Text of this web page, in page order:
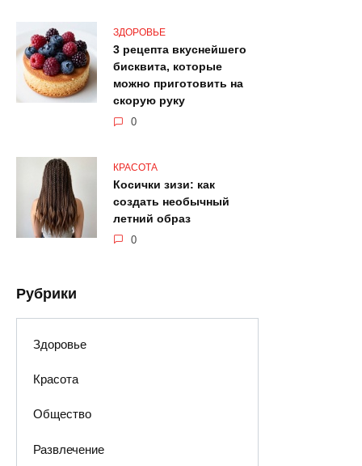
ЗДОРОВЬЕ
3 рецепта вкуснейшего
бисквита, которые
можно приготовить на
скорую руку
0
КРАСОТА
Косички зизи: как
создать необычный
летний образ
0
Рубрики
Здоровье
Красота
Общество
Развлечение